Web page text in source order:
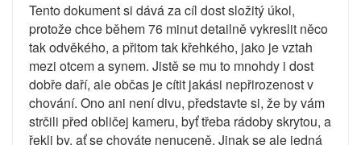
Tento dokument si dává za cíl dost složitý úkol,
protože chce během 76 minut detailně vykreslit něco
tak odvěkého, a přitom tak křehkého, jako je vztah
mezi otcem a synem. Jistě se mu to mnohdy i dost
dobře daří, ale občas je cítit jakási nepřirozenost v
chování. Ono ani není divu, představte si, že by vám
strčili před obličej kameru, byť třeba rádoby skrytou, a
řekli by, ať se chováte nenuceně. Jinak se ale jedná